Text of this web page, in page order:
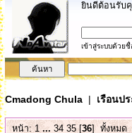
ยินดีต้อนรับ
เข้าสู่ระบบด้วย
Cmadong Chula| เรือนป
หน้า:1 ... 34 35[36] ทั้งหมด